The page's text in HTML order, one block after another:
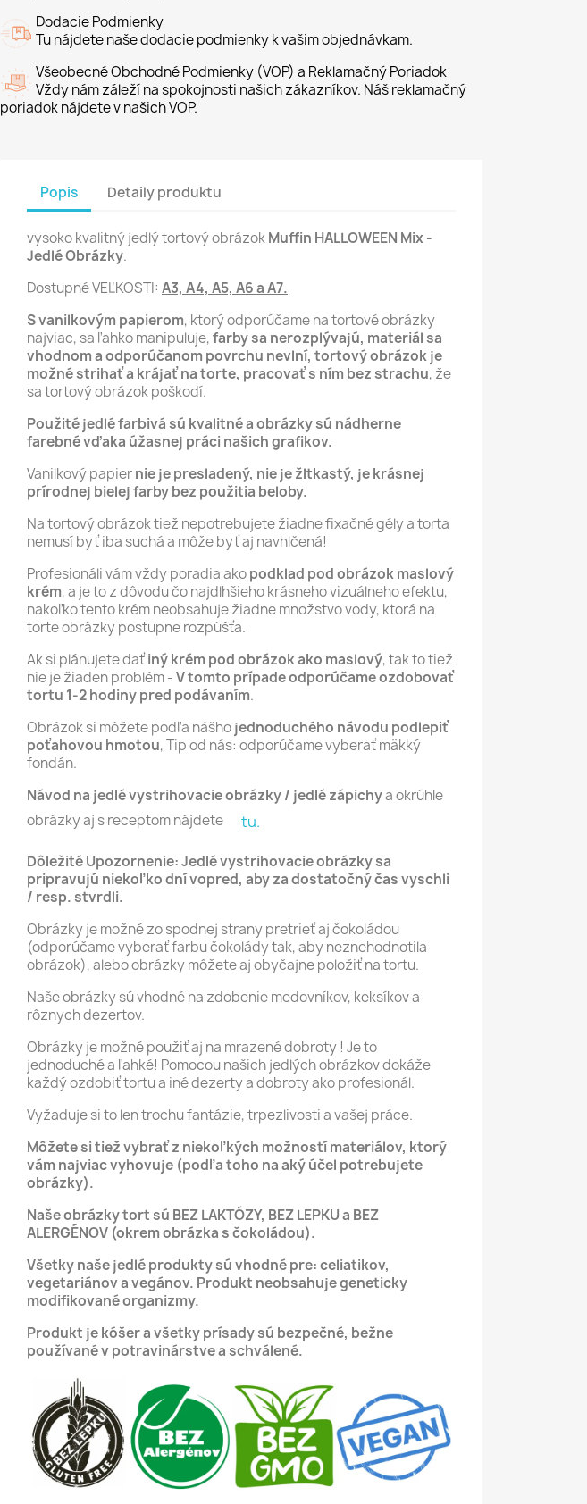
Dodacie Podmienky
Tu nájdete naše dodacie podmienky k vašim objednávkam.
Všeobecné Obchodné Podmienky (VOP) a Reklamačný Poriadok
Vždy nám záleží na spokojnosti našich zákazníkov. Náš reklamačný
poriadok nájdete v našich VOP.
Popis Detaily produktu
vysoko kvalitný jedlý tortový obrázokMuffin HALLOWEEN Mix -
Jedlé Obrázky.
Dostupné VEĽKOSTI: A3, A4, A5, A6 a A7.
S vanilkovým papierom, ktorý odporúčame na tortové obrázky
najviac, sa ľahko manipuluje,farby sa nerozplývajú, materiál sa
vhodnom a odporúčanom povrchu nevlní, tortový obrázok je
možné strihať a krájať na torte, pracovať s ním bez strachu, že
sa tortový obrázok poškodí.
Použité jedlé farbivá sú kvalitné a obrázky sú nádherne
farebné vďaka úžasnej práci našich grafikov.
Vanilkový papiernie je presladený, nie je žltkastý, je krásnej
prírodnej bielej farby bez použitia beloby.
Na tortový obrázok tiež nepotrebujete žiadne fixačné gély a torta
nemusí byť iba suchá a môže byť aj navhlčená!
Profesionáli vám vždy poradia akopodklad pod obrázok maslový
krém, a je to z dôvodu čo najdlhšieho krásneho vizuálneho efektu,
nakoľko tento krém neobsahuje žiadne množstvo vody, ktorá na
torte obrázky postupne rozpúšťa.
Ak si plánujete daťiný krém pod obrázok ako maslový, tak to tiež
nie je žiaden problém -V tomto prípade odporúčame ozdobovať
tortu 1-2 hodiny pred podávaním.
Obrázok si môžete podľa nášhojednoduchého návodu podlepiť
poťahovou hmotou, Tip od nás: odporúčame vyberať mäkký
fondán.
Návod na jedlé vystrihovacie obrázky / jedlé zápichya okrúhle
obrázky aj s receptom nájdete
tu.
Dôležité Upozornenie: Jedlé vystrihovacie obrázky sa
pripravujú niekoľko dní vopred, aby za dostatočný čas vyschli
/ resp. stvrdli.
Obrázky je možné zo spodnej strany pretrieť aj čokoládou
(odporúčame vyberať farbu čokolády tak, aby neznehodnotila
obrázok), alebo obrázky môžete aj obyčajne položiť na tortu.
Naše obrázky sú vhodné na zdobenie medovníkov, keksíkov a
rôznych dezertov.
Obrázky je možné použiť aj na mrazené dobroty ! Je to
jednoduché a ľahké! Pomocou našich jedlých obrázkov dokáže
každý ozdobiť tortu a iné dezerty a dobroty ako profesionál.
Vyžaduje si to len trochu fantázie, trpezlivosti a vašej práce.
Môžete si tiež vybrať z niekoľkých možností materiálov, ktorý
vám najviac vyhovuje (podľa toho na aký účel potrebujete
obrázky).
Naše obrázky tort sú BEZ LAKTÓZY, BEZ LEPKU a BEZ
ALERGÉNOV (okrem obrázka s čokoládou).
Všetky naše jedlé produkty sú vhodné pre: celiatikov,
vegetariánov a vegánov. Produkt neobsahuje geneticky
modifikované organizmy.
Produkt je kóšer a všetky prísady sú bezpečné, bežne
používané v potravinárstve a schválené.